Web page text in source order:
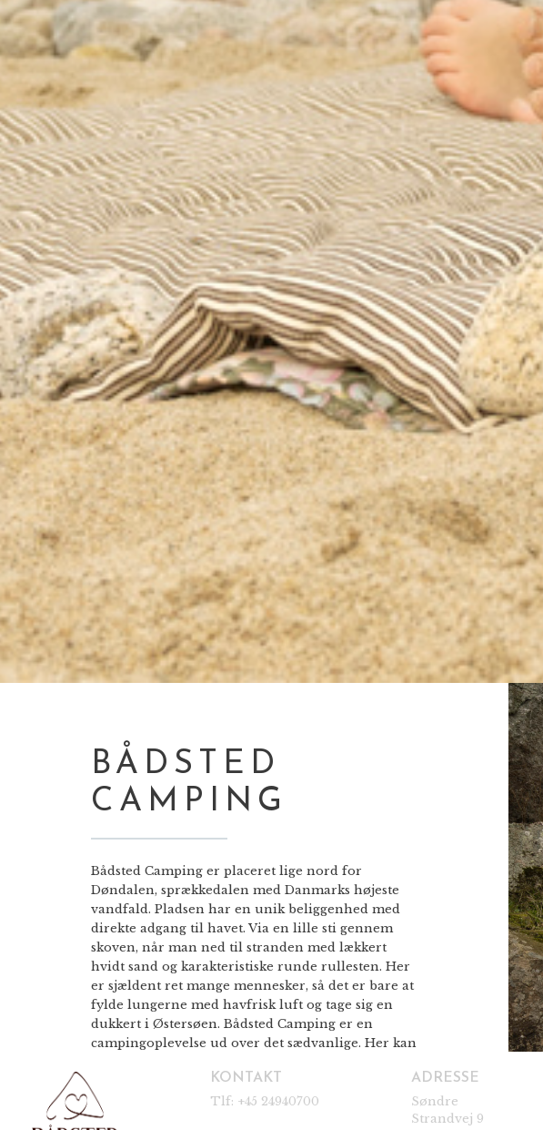
KONTAKT
Tlf: +45 24940700
ADRESSE
Søndre
Strandvej 9
BÅDSTED
CAMPING
Bådsted Camping er placeret lige nord for
Døndalen, sprækkedalen med Danmarks højeste
vandfald. Pladsen har en unik beliggenhed med
direkte adgang til havet. Via en lille sti gennem
skoven, når man ned til stranden med lækkert
hvidt sand og karakteristiske runde rullesten. Her
er sjældent ret mange mennesker, så det er bare at
fylde lungerne med havfrisk luft og tage sig en
dukkert i Østersøen. Bådsted Camping er en
campingoplevelse ud over det sædvanlige. Her kan
tilbringe varme sommerdage og stjerneklare
nætter i et afslappet og hyggeligt miljø. Pladsen
har et loungeområde med pallemøbler og havelys.